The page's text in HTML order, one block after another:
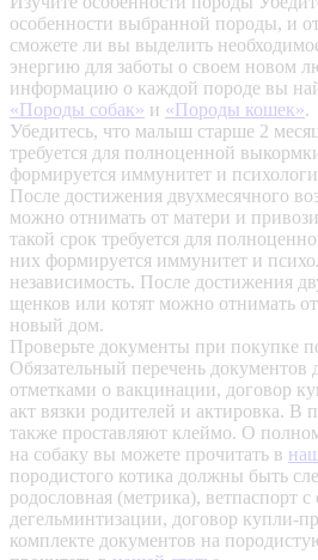
особенности выбранной породы, и
сможете ли вы выделить
энергию для заботы о своем новом
информацию о каждой породе вы
«Породы собак» и «Породы кошек».
Убедитесь, что малыш старше 2
требуется для полноценной
формируется иммунитет и
После достижения двухмесячного
можно отнимать от матери и
такой срок требуется для
них формируется иммунитет и
независимость. После достижения
щенков или котят можно отнимать
новый дом.
Проверьте документы при покупке
Обязательный перечень документов
отметками о вакцинации, договор
акт вязки родителей и актировка. В
также проставляют клеймо. О
на собаку вы можете прочитать в
породистого котика должны быть
родословная (метрика), ветпаспорт
дегельминтизации, договор купли-
комплекте документов на